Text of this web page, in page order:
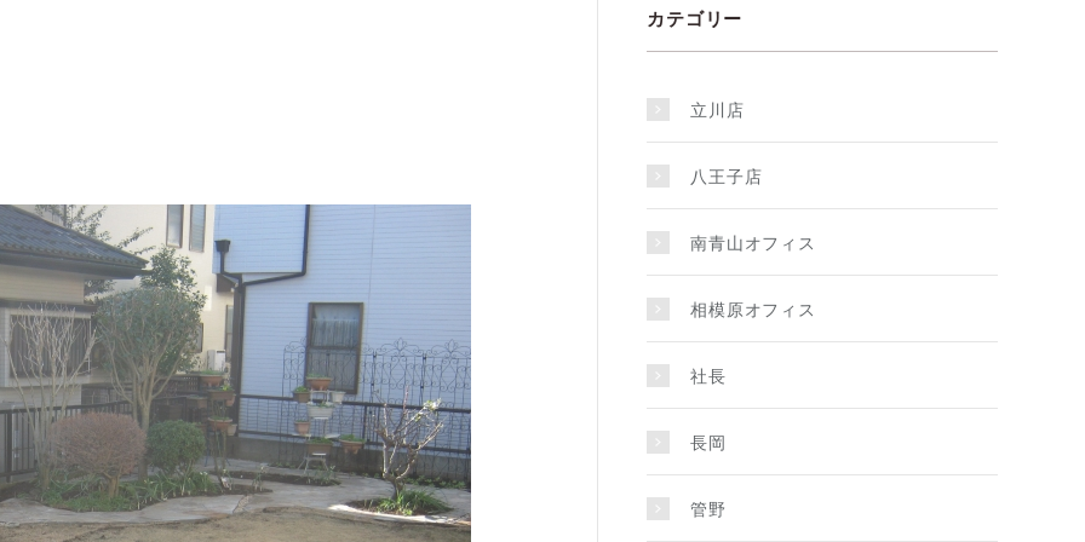
カテゴリー
立川店
八王子店
南青山オフィス
相模原オフィス
社長
長岡
管野